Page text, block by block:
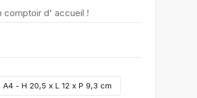
comptoir d' accueil !
A4 - H 20,5 x L 12 x P 9,3 cm